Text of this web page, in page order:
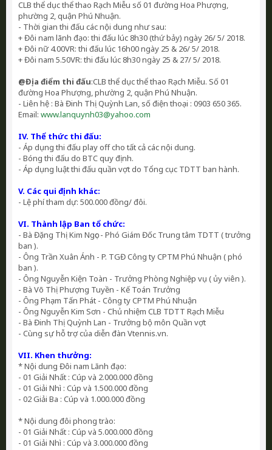
CLB thể dục thể thao Rạch Miễu số 01 đường Hoa Phượng,
phường 2, quận Phú Nhuận.
- Thời gian thi đấu các nội dung như sau:
+ Đôi nam lãnh đạo: thi đấu lúc 8h30 (thứ bảy) ngày 26/ 5/ 2018.
+ Đôi nữ 4.00VR: thi đấu lúc 16h00 ngày 25 & 26/ 5/ 2018.
+ Đôi nam 5.50VR: thi đấu lúc 8h30 ngày 25 & 27/ 5/ 2018.
@Địa điểm thi đấu:CLB thể dục thể thao Rạch Miễu. Số 01
đường Hoa Phượng, phường 2, quận Phú Nhuận.
- Liên hệ : Bà Đinh Thị Quỳnh Lan, số điện thoại : ‪0903 650 365‬.
Email: www.lanquynh03@yahoo.com
IV. Thể thức thi đấu:
- Áp dụng thi đấu play off cho tất cả các nội dung.
- Bóng thi đấu do BTC quy định.
- Áp dụng luật thi đấu quần vợt do Tổng cục TDTT ban hành.
V. Các qui định khác:
- Lệ phí tham dự: 500.000 đồng/ đôi.
VI. Thành lập Ban tổ chức:
- Bà Đặng Thị Kim Ngọc - Phó Giám Đốc Trung tâm TDTT ( trưởng
ban ).
- Ông Trần Xuân Ánh - P. TGĐ Công ty CPTM Phú Nhuận ( phó
ban ).
- Ông Nguyễn Kiện Toàn - Trưởng Phòng Nghiệp vụ ( ủy viên ).
- Bà Võ Thị Phượng Tuyền - Kế Toán Trưởng
- Ông Phạm Tấn Phát - Công ty CPTM Phú Nhuận
- Ông Nguyễn Kim Sơn - Chủ nhiệm CLB TDTT Rạch Miễu
- Bà Đinh Thị Quỳnh Lan - Trưởng bộ môn Quần vợt
- Cùng sự hỗ trợ của diễn đàn Vtennis.vn.
VII. Khen thưởng:
* Nội dung Đôi nam Lãnh đạo:
- 01 Giải Nhất : Cúp và 2.000.000 đồng
- 01 Giải Nhì : Cúp và 1.500.000 đồng
- 02 Giải Ba : Cúp và 1.000.000 đồng
* Nội dung đôi phong trào:
- 01 Giải Nhất : Cúp và 5.000.000 đồng
- 01 Giải Nhì : Cúp và 3.000.000 đồng